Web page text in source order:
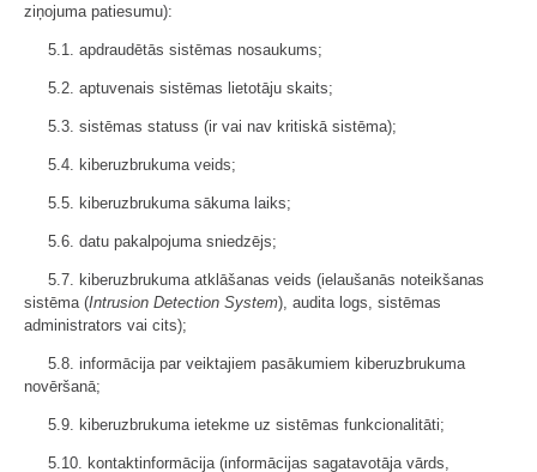
ziņojuma patiesumu):
5.1. apdraudētās sistēmas nosaukums;
5.2. aptuvenais sistēmas lietotāju skaits;
5.3. sistēmas statuss (ir vai nav kritiskā sistēma);
5.4. kiberuzbrukuma veids;
5.5. kiberuzbrukuma sākuma laiks;
5.6. datu pakalpojuma sniedzējs;
5.7. kiberuzbrukuma atklāšanas veids (ielaušanās noteikšanas
sistēma (Intrusion Detection System), audita logs, sistēmas
administrators vai cits);
5.8. informācija par veiktajiem pasākumiem kiberuzbrukuma
novēršanā;
5.9. kiberuzbrukuma ietekme uz sistēmas funkcionalitāti;
5.10. kontaktinformācija (informācijas sagatavotāja vārds,